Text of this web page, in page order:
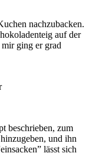
nachzubacken.
auf der
ging er grad
beschrieben, zum
und ihn
lässt sich